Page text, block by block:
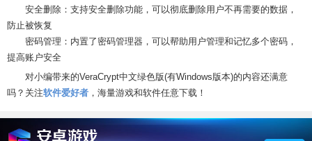
安全删除：支持安全删除功能，可以彻底删除用户不再需要的数据，
防止被恢复
密码管理：内置了密码管理器，可以帮助用户管理和记忆多个密码，
提高账户安全
对小编带来的VeraCrypt中文绿色版(有Windows版本)的内容还满意
吗？关注软件爱好者 ，海量游戏和软件任意下载！